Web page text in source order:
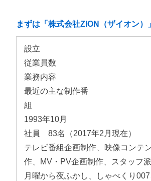
まずは「株式会社ZION（ザイオン）
設立
従業員数
業務内容
最近の主な制作番
組
1993年10月
社員 83名（2017年2月現在）
テレビ番組企画制作、映像コンテ
作、MV・PV企画制作、スタッフ
月曜から夜ふかし、しゃべくり